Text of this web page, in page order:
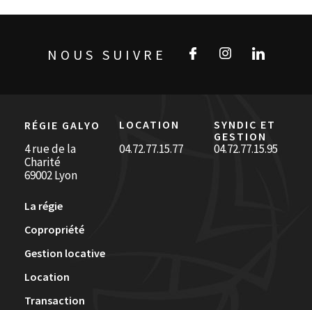
NOUS SUIVRE
RÉGIE GALYO LOCATION
SYNDIC ET
GESTION
4 rue de la
Charité
69002 Lyon
04.72.77.15.77 04.72.77.15.95
La régie
Copropriété
Gestion locative
Location
Transaction